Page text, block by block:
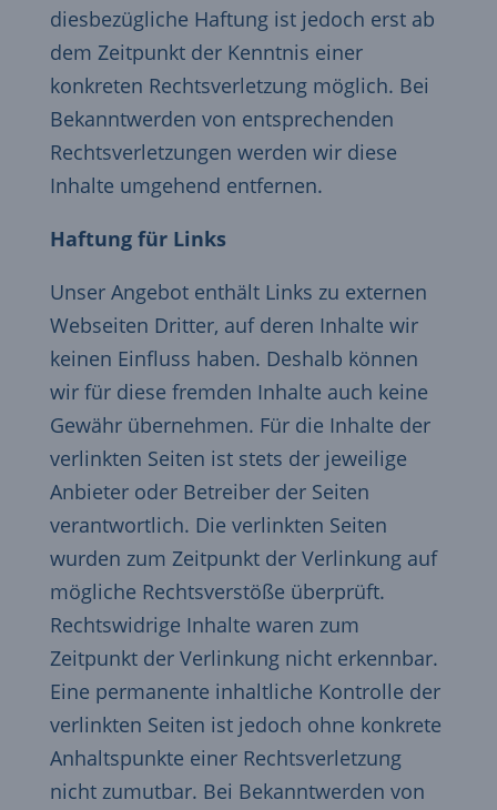
diesbezügliche Haftung ist jedoch erst ab
dem Zeitpunkt der Kenntnis einer
konkreten Rechtsverletzung möglich. Bei
Bekanntwerden von entsprechenden
Rechtsverletzungen werden wir diese
Inhalte umgehend entfernen.
Haftung für Links
Unser Angebot enthält Links zu externen
Webseiten Dritter, auf deren Inhalte wir
keinen Einfluss haben. Deshalb können
wir für diese fremden Inhalte auch keine
Gewähr übernehmen. Für die Inhalte der
verlinkten Seiten ist stets der jeweilige
Anbieter oder Betreiber der Seiten
verantwortlich. Die verlinkten Seiten
wurden zum Zeitpunkt der Verlinkung auf
mögliche Rechtsverstöße überprüft.
Rechtswidrige Inhalte waren zum
Zeitpunkt der Verlinkung nicht erkennbar.
Eine permanente inhaltliche Kontrolle der
verlinkten Seiten ist jedoch ohne konkrete
Anhaltspunkte einer Rechtsverletzung
nicht zumutbar. Bei Bekanntwerden von